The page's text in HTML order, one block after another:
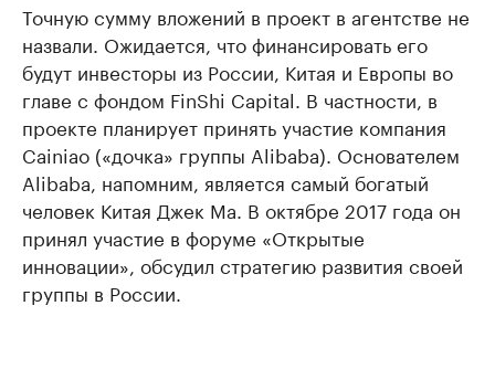
Точную сумму вложений в проект в агентстве не
назвали. Ожидается, что финансировать его
будут инвесторы из России, Китая и Европы во
главе с фондом FinShi Capital. В частности, в
проекте планирует принять участие компания
Cainiao («дочка» группы Alibaba). Основателем
Alibaba, напомним, является самый богатый
человек Китая Джек Ма. В октябре 2017 года он
принял участие в форуме «Открытые
инновации», обсудил стратегию развития своей
группы в России.